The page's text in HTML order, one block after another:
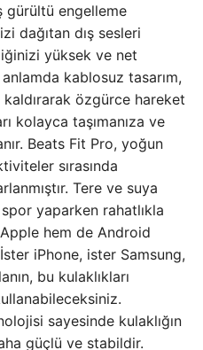
gürültü engelleme
dağıtan dış sesleri
yüksek ve net
kablosuz tasarım,
özgürce hareket
kolayca taşımanıza ve
Beats Fit Pro, yoğun
sırasında
Tere ve suya
yaparken rahatlıkla
hem de Android
iPhone, ister Samsung,
bu kulaklıkları
sayesinde kulaklığın
güçlü ve stabildir.